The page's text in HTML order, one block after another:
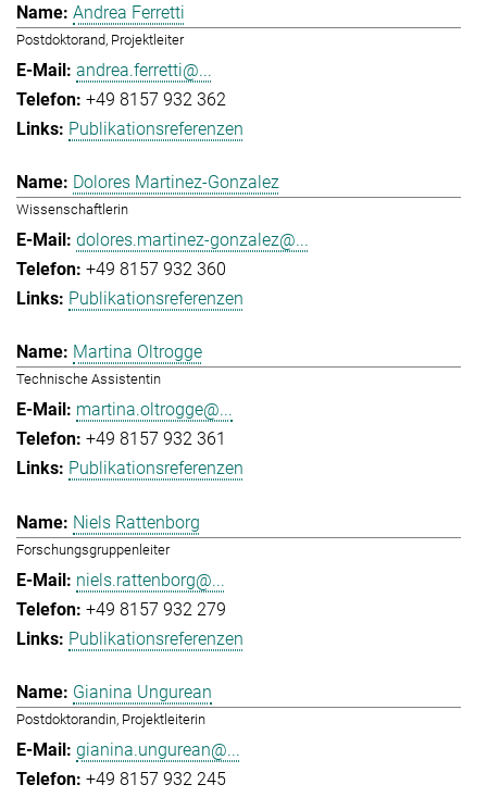
Andrea Ferretti
Postdoktorand, Projektleiter
andrea.ferretti@...
+49 8157 932 362
Publikationsreferenzen
Dolores Martinez-Gonzalez
Wissenschaftlerin
dolores.martinez-gonzalez@...
+49 8157 932 360
Publikationsreferenzen
Martina Oltrogge
Technische Assistentin
martina.oltrogge@...
+49 8157 932 361
Publikationsreferenzen
Niels Rattenborg
Forschungsgruppenleiter
niels.rattenborg@...
+49 8157 932 279
Publikationsreferenzen
Gianina Ungurean
Postdoktorandin, Projektleiterin
gianina.ungurean@...
+49 8157 932 245